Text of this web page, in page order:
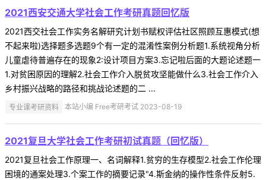
2021西安交通大学社会工作考研真题回忆版
2021西交社会工作实务名解研究计划书赋权评估社区照顾互惠模式(想
不起来啦)选择题多选题9个有一定的混淆性案例分析题1.系统视角分析
儿童虐待普遍存在的现象2:设计项目方案3.忘记啦后面的大题论述题一
1.对贫困原因的理解2.社会工作介入脱贫攻坚能做什么3.社会工作介入
乡村振兴战略的路径和挑战论述题的二 ...
专业课考研资料 本站小编 Free考研考试 2023-08-19
2021复旦大学社会工作考研初试真题（回忆版）
2021复旦社会工作原理一、名词解释1.贫穷的生存模型2.社会工作伦理
困境的通案处理3.个案工作的摘要记录"4.斯金纳的操作性条件反射5.